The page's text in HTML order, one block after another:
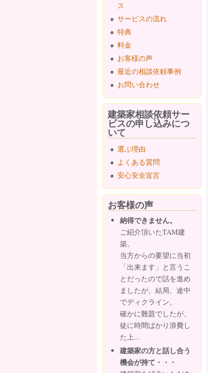
ス
サービスの流れ
特典
料金
お客様の声
最近の相談依頼事例
お問い合わせ
建築家相談依頼サー
ビスの申し込みにつ
いて
選ぶ理由
よくある質問
安心安全宣言
お客様の声
納得できません。
ご紹介頂いたTAM建
築。
当方からの要望に当初
「出来ます」と言うこ
とだったので話を進め
ましたが、結局、途中
でディクライン。
確かに難題でしたが、
徒に時間ばかり浪費し
た上...
建築家の方と話し合う
機会が持て・・・